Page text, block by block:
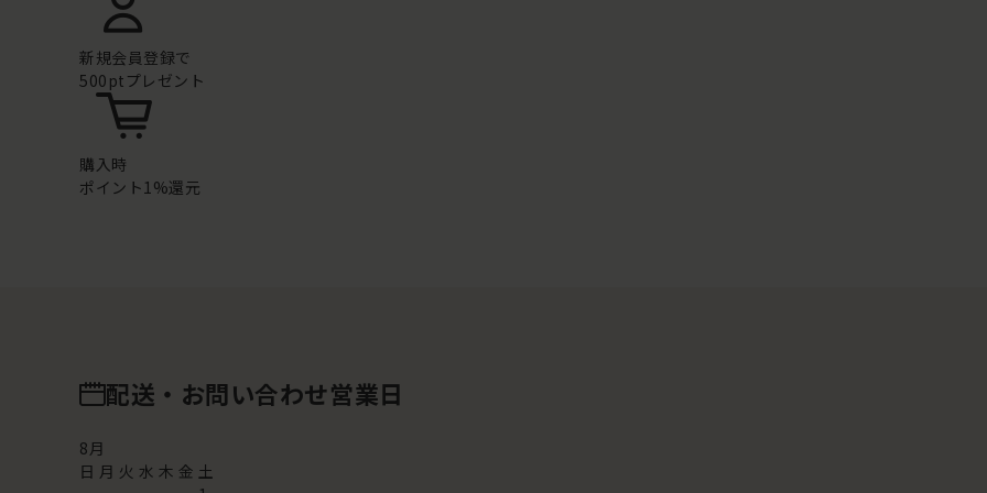
新規会員登録で
500ptプレゼント
購入時
ポイント1%還元
配送・お問い合わせ営業日
8月
日 月 火 水 木 金 土